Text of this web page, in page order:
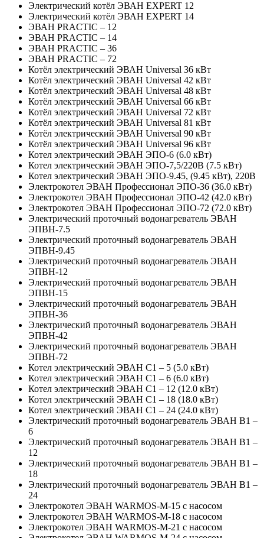
Электрический котёл ЭВАН EXPERT 12
Электрический котёл ЭВАН EXPERT 14
ЭВАН PRACTIC – 12
ЭВАН PRACTIC – 14
ЭВАН PRACTIC – 36
ЭВАН PRACTIC – 72
Котёл электрический ЭВАН Universal 36 кВт
Котёл электрический ЭВАН Universal 42 кВт
Котёл электрический ЭВАН Universal 48 кВт
Котёл электрический ЭВАН Universal 66 кВт
Котёл электрический ЭВАН Universal 72 кВт
Котёл электрический ЭВАН Universal 81 кВт
Котёл электрический ЭВАН Universal 90 кВт
Котёл электрический ЭВАН Universal 96 кВт
Котел электрический ЭВАН ЭПО-6 (6.0 кВт)
Котел электрический ЭВАН ЭПО-7,5/220B (7.5 кВт)
Котел электрический ЭВАН ЭПО-9.45, (9.45 кВт), 220В
Электрокотел ЭВАН Профессионал ЭПО-36 (36.0 кВт)
Электрокотел ЭВАН Профессионал ЭПО-42 (42.0 кВт)
Электрокотел ЭВАН Профессионал ЭПО-72 (72.0 кВт)
Электрический проточный водонагреватель ЭВАН
ЭПВН-7.5
Электрический проточный водонагреватель ЭВАН
ЭПВН-9.45
Электрический проточный водонагреватель ЭВАН
ЭПВН-12
Электрический проточный водонагреватель ЭВАН
ЭПВН-15
Электрический проточный водонагреватель ЭВАН
ЭПВН-36
Электрический проточный водонагреватель ЭВАН
ЭПВН-42
Электрический проточный водонагреватель ЭВАН
ЭПВН-72
Котел электрический ЭВАН С1 – 5 (5.0 кВт)
Котел электрический ЭВАН С1 – 6 (6.0 кВт)
Котел электрический ЭВАН С1 – 12 (12.0 кВт)
Котел электрический ЭВАН С1 – 18 (18.0 кВт)
Котел электрический ЭВАН С1 – 24 (24.0 кВт)
Электрический проточный водонагреватель ЭВАН В1 –
6
Электрический проточный водонагреватель ЭВАН В1 –
12
Электрический проточный водонагреватель ЭВАН В1 –
18
Электрический проточный водонагреватель ЭВАН В1 –
24
Электрокотел ЭВАН WARMOS-М-15 с насосом
Электрокотел ЭВАН WARMOS-М-18 с насосом
Электрокотел ЭВАН WARMOS-М-21 с насосом